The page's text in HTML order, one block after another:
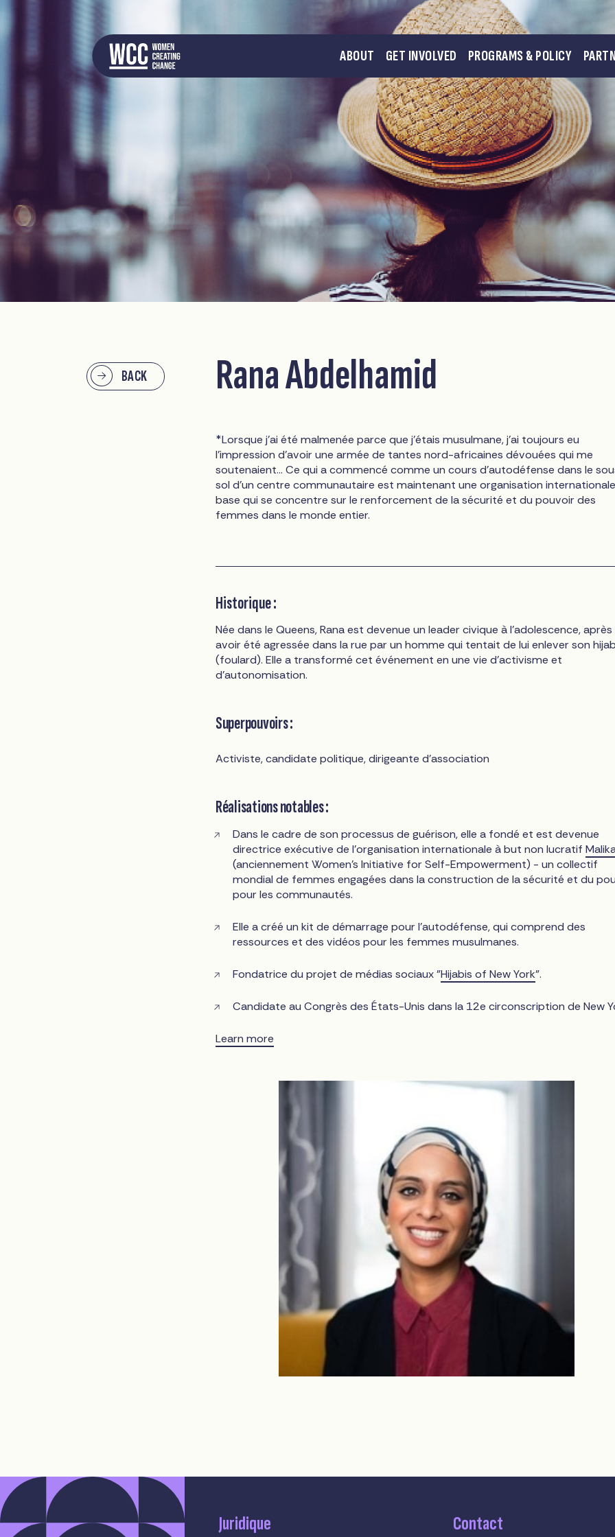
ABOUT GET INVOLVED PROGRAMS & POLICY
BACK Rana Abdelhamid
*Lorsque j'ai été malmenée parce que j'étais musulmane, j'ai toujours eu
l'impression d'avoir une armée de tantes nord-africaines dévouées qui me
soutenaient... Ce qui a commencé comme un cours d'autodéfense dans le
sol d'un centre communautaire est maintenant une organisation
base qui se concentre sur le renforcement de la sécurité et du pouvoir des
femmes dans le monde entier.
Historique :
Née dans le Queens, Rana est devenue un leader civique à l'adolescence, après
avoir été agressée dans la rue par un homme qui tentait de lui enlever son
(foulard). Elle a transformé cet événement en une vie d'activisme et
d'autonomisation.
Superpouvoirs :
Activiste, candidate politique, dirigeante d'association
Réalisations notables :
Dans le cadre de son processus de guérison, elle a fondé et est devenue
directrice exécutive de l'organisation internationale à but non lucratif
(anciennement Women's Initiative for Self-Empowerment) - un collectif
mondial de femmes engagées dans la construction de la sécurité et du
pour les communautés.
Elle a créé un kit de démarrage pour l'autodéfense, qui comprend des
ressources et des vidéos pour les femmes musulmanes.
Fondatrice du projet de médias sociaux "Hijabis of New York".
Candidate au Congrès des États-Unis dans la 12e circonscription de New
Learn more
Juridique Contact